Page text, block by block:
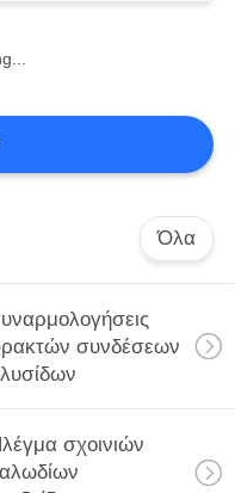
Όλα
συνδέσεων
σχοινιών